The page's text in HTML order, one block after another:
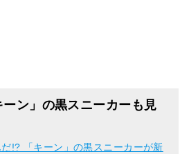
ン」の黒スニーカーも見
!? 「キーン」の黒スニーカーが新